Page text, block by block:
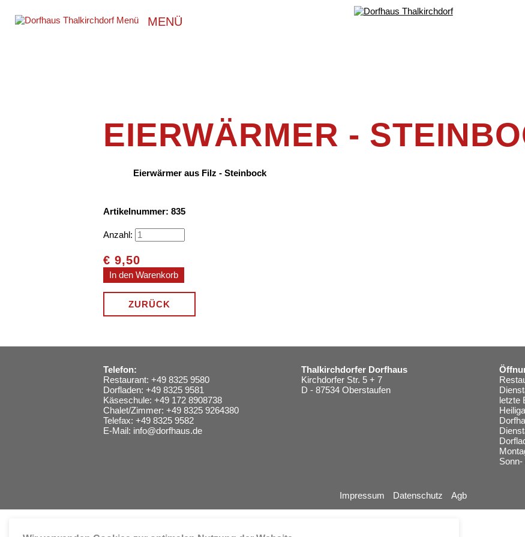
MENÜ
EIERWÄRMER -
Eierwärmer aus Filz - Steinbock
Artikelnummer: 835
Anzahl:
€ 9,50
ZURÜCK
Telefon:
Restaurant: +49 8325 9580
Dorfladen: +49 8325 9581
Käseschule: +49 172 8908738
Chalet/Zimmer: +49 8325 9264380
Telefax: +49 8325 9582
E-Mail: info@dorfhaus.de
Thalkirchdorfer Dorfhaus
Kirchdorfer Str. 5 + 7
D - 87534 Oberstaufen
letzte
Sonn-
Impressum Datenschutz Agb